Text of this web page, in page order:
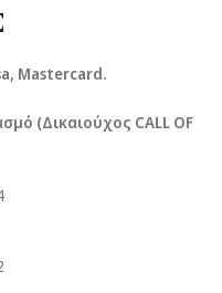
, Mastercard.
(Δικαιούχος CALL OF